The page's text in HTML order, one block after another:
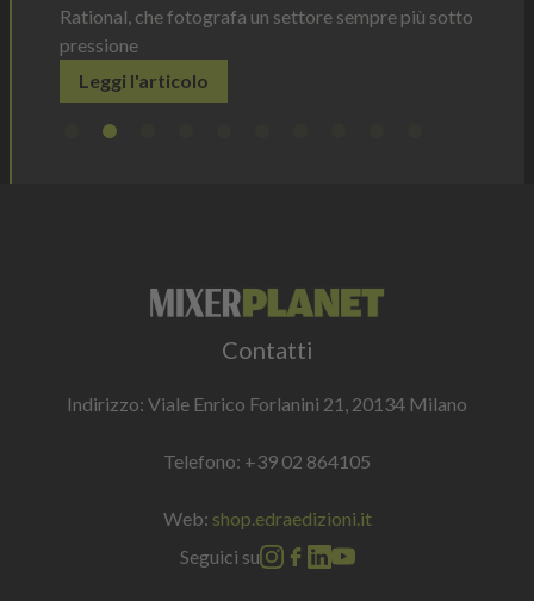
Rational, che fotografa un settore sempre più sotto
pressione
Leggi l'articolo
Contatti
Indirizzo: Viale Enrico Forlanini 21, 20134 Milano
Telefono: +39 02 864105
Web: shop.edraedizioni.it
Seguici su